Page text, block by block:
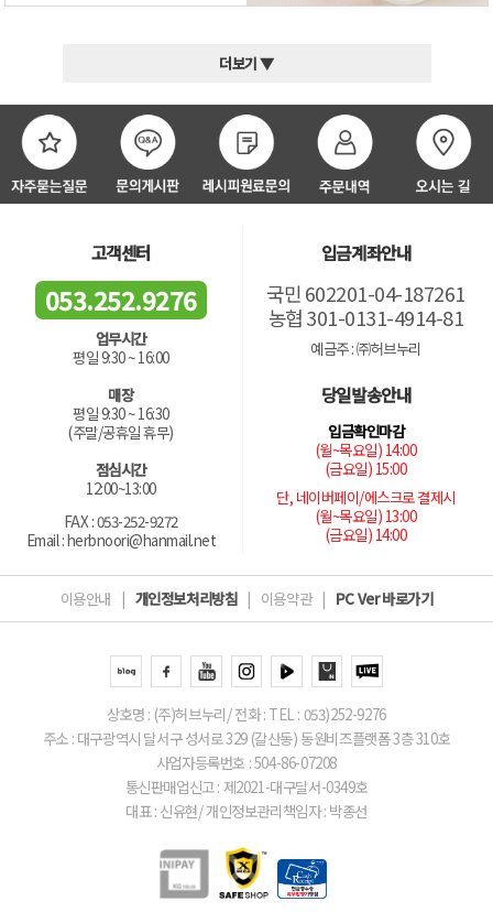
더보기 ▼
고객센터
053.252.9276
업무시간
평일 9:30 ~ 16:00
매장
평일 9:30 ~ 16:30
(주말/공휴일 휴무)
점심시간
12:00~13:00
FAX : 053-252-9272
Email : herbnoori@hanmail.net
입금계좌안내
국민 602201-04-187261
농협 301-0131-4914-81
예금주 : ㈜허브누리
당일발송안내
입금확인마감
(월~목요일) 14:00
(금요일) 15:00
단, 네이버페이/에스크로 결제시
(월~목요일) 13:00
(금요일) 14:00
이용안내 | 개인정보처리방침 | 이용약관 | PC Ver 바로가기
상호명 : (주)허브누리/ 전화 : TEL : 053)252-9276
주소 : 대구광역시 달서구 성서로 329 (갈산동) 동원비즈플랫폼 3층 310호
사업자등록번호 : 504-86-07208
통신판매업신고 : 제2021-대구달서-0349호
대표 : 신유현/ 개인정보관리책임자 : 박종선